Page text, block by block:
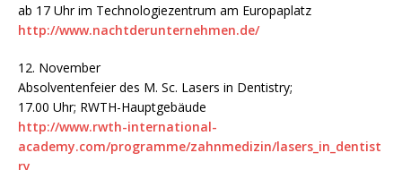
ab 17 Uhr im Technologiezentrum am Europaplatz
http://www.nachtderunternehmen.de/
12. November
Absolventenfeier des M. Sc. Lasers in Dentistry;
17.00 Uhr; RWTH-Hauptgebäude
http://www.rwth-international-
academy.com/programme/zahnmedizin/lasers_in_dentist
ry